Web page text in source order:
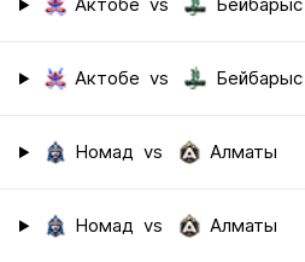
Актобе vs Бейбарыс
Актобе vs Бейбарыс
Номад vs Алматы
Номад vs Алматы